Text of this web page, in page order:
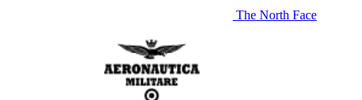
The North Face